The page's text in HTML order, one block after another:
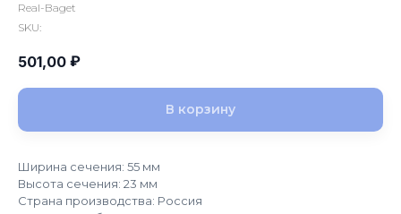
Real-Baget
SKU:
501,00 ₽
В корзину
Ширина сечения: 55 мм
Высота сечения: 23 мм
Страна производства: Россия